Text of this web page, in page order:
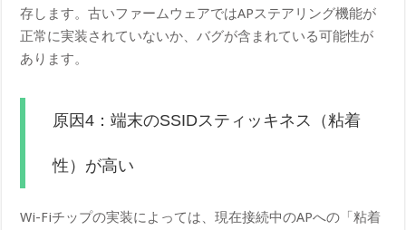
存します。古いファームウェアではAPステアリング機能が
正常に実装されていないか、バグが含まれている可能性が
あります。
原因4：端末のSSIDスティッキネス（粘着
性）が高い
Wi-Fiチップの実装によっては、現在接続中のAPへの「粘着